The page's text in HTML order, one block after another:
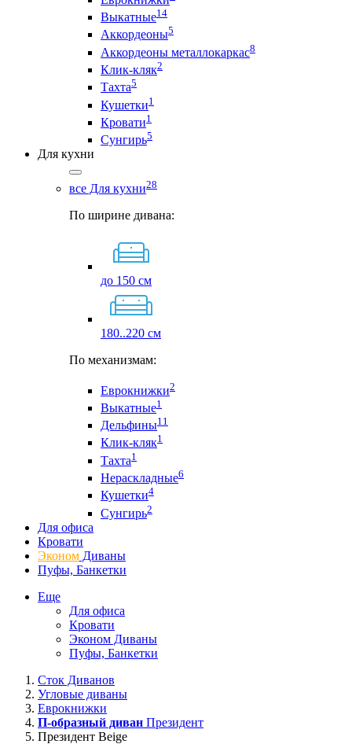
Выкатные14
Аккордеоны5
Аккордеоны металлокаркас8
Клик-кляк2
Тахта5
Кушетки1
Кровати1
Сунгирь5
Для кухни
все Для кухни28
По ширине дивана:
до 150 см
180..220 см
По механизмам:
Еврокнижки2
Выкатные1
Дельфины11
Клик-кляк1
Тахта1
Нераскладные6
Кушетки4
Сунгирь2
Для офиса
Кровати
Эконом Диваны
Пуфы, Банкетки
Еще
Для офиса
Кровати
Эконом Диваны
Пуфы, Банкетки
Сток Диванов
Угловые диваны
Еврокнижки
П-образный диван Президент
Президент Beige